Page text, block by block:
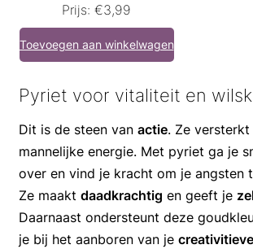
Prijs: €3,99
Toevoegen aan winkelwagen
Pyriet voor vitaliteit en
Dit is de steen van actie. Ze
mannelijke energie. Met pyriet ga je
over en vind je kracht om je angsten
Ze maakt daadkrachtig en geeft je
Daarnaast ondersteunt deze
je bij het aanboren van je